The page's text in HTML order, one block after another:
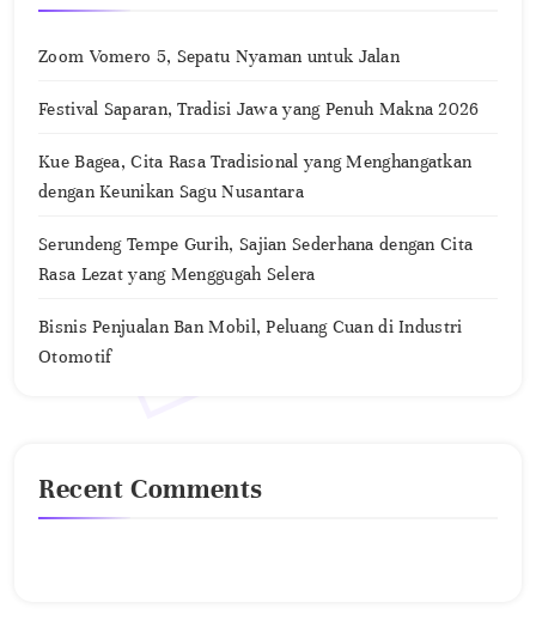
Zoom Vomero 5, Sepatu Nyaman untuk Jalan
Festival Saparan, Tradisi Jawa yang Penuh Makna 2026
Kue Bagea, Cita Rasa Tradisional yang Menghangatkan
dengan Keunikan Sagu Nusantara
Serundeng Tempe Gurih, Sajian Sederhana dengan Cita
Rasa Lezat yang Menggugah Selera
Bisnis Penjualan Ban Mobil, Peluang Cuan di Industri
Otomotif
Recent Comments